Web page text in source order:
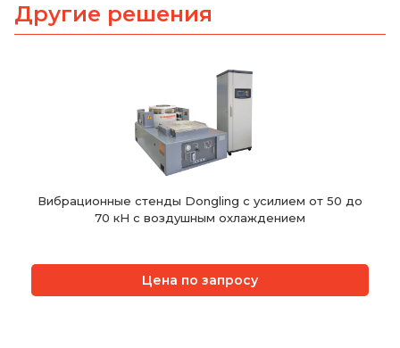
Другие решения
Вибрационные стенды Dongling с усилием от 50 до
70 кН с воздушным охлаждением
Цена по запросу